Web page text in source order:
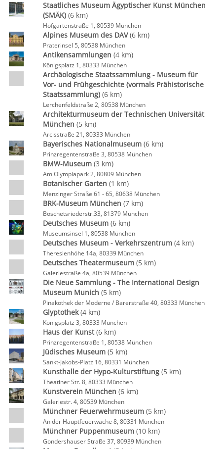
Staatliches Museum Ägyptischer Kunst München
(SMÄK)(6 km)
Hofgartenstraße 1, 80539 München
Alpines Museum des DAV(6 km)
Praterinsel 5, 80538 München
Antikensammlungen (4 km)
Königsplatz 1, 80333 München
Archäologische Staatssammlung - Museum für
Vor- und Frühgeschichte (vormals Prähistorische
Staatssammlung)(6 km)
Lerchenfeldstraße 2, 80538 München
Architekturmuseum der Technischen Universität
München (5 km)
Arcisstraße 21, 80333 München
Bayerisches Nationalmuseum(6 km)
Prinzregentenstraße 3, 80538 München
BMW-Museum(3 km)
Am Olympiapark 2, 80809 München
Botanischer Garten (1 km)
Menzinger Straße 61 - 65, 80638 München
BRK-Museum München (7 km)
Boschetsriederstr.33, 81379 München
Deutsches Museum(6 km)
Museumsinsel 1, 80538 München
Deutsches Museum - Verkehrszentrum(4 km)
Theresienhöhe 14a, 80339 München
Deutsches Theatermuseum(5 km)
Galeriestraße 4a, 80539 München
Die Neue Sammlung - The International Design
Museum Munich (5 km)
Pinakothek der Moderne / Barerstraße 40, 80333 München
Glyptothek(4 km)
Königsplatz 3, 80333 München
Haus der Kunst(6 km)
Prinzregentenstraße 1, 80538 München
Jüdisches Museum(5 km)
Sankt-Jakobs-Platz 16, 80331 München
Kunsthalle der Hypo-Kulturstiftung(5 km)
Theatiner Str. 8, 80333 München
Kunstverein München (6 km)
Galeriestr. 4, 80539 München
Münchner Feuerwehrmuseum(5 km)
An der Hauptfeuerwache 8, 80331 München
Münchner Puppenmuseum(10 km)
Gondershauser Straße 37, 80939 München